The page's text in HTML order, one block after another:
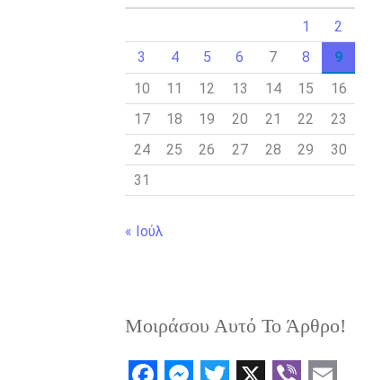
1
2
3
4 5 6 7 8
9
10
11 12 13 14 15
16
17
18 19 20 21 22
23
24
25 26 27 28 29
30
31
« Ιούλ
Μοιράσου Αυτό Το Άρθρο!